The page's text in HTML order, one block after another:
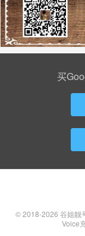
买
© 2018-2026 谷姐靓
Voice